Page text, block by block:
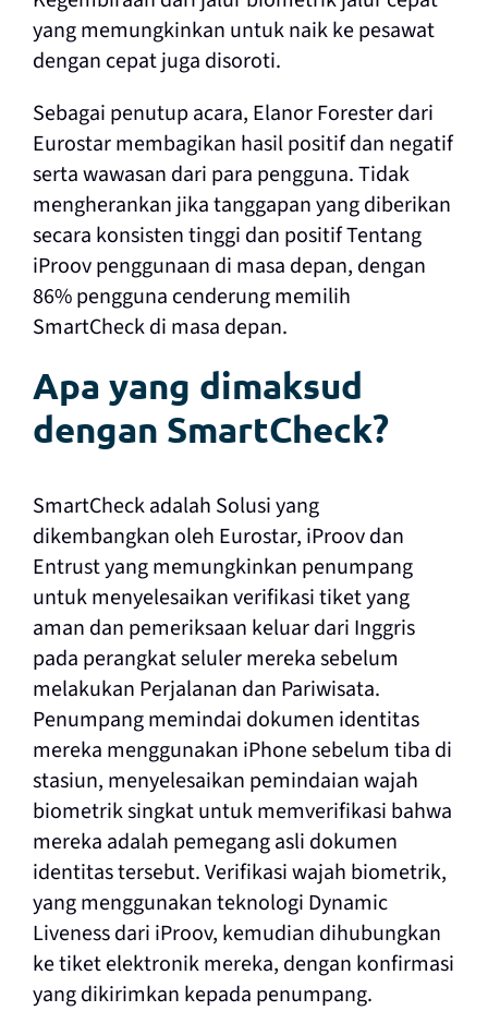
yang memungkinkan untuk naik ke pesawat
dengan cepat juga disoroti.
Sebagai penutup acara, Elanor Forester dari
Eurostar membagikan hasil positif dan negatif
serta wawasan dari para pengguna. Tidak
mengherankan jika tanggapan yang diberikan
secara konsisten tinggi dan positif Tentang
iProov penggunaan di masa depan, dengan
86% pengguna cenderung memilih
SmartCheck di masa depan.
Apa yang dimaksud
dengan SmartCheck?
SmartCheck adalah Solusi yang
dikembangkan oleh Eurostar, iProov dan
Entrust yang memungkinkan penumpang
untuk menyelesaikan verifikasi tiket yang
aman dan pemeriksaan keluar dari Inggris
pada perangkat seluler mereka sebelum
melakukan Perjalanan dan Pariwisata.
Penumpang memindai dokumen identitas
mereka menggunakan iPhone sebelum tiba di
stasiun, menyelesaikan pemindaian wajah
biometrik singkat untuk memverifikasi bahwa
mereka adalah pemegang asli dokumen
identitas tersebut. Verifikasi wajah biometrik,
yang menggunakan teknologi Dynamic
Liveness dari iProov, kemudian dihubungkan
ke tiket elektronik mereka, dengan konfirmasi
yang dikirimkan kepada penumpang.